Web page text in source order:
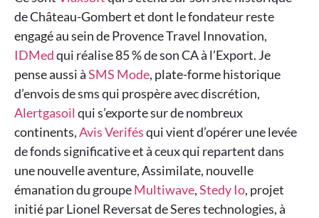
de Château-Gombert et dont le fondateur reste
engagé au sein de Provence Travel Innovation,
IDMedqui réalise 85 % de son CA à l’Export. Je
pense aussi àSMS Mode, plate-forme historique
d’envois de sms qui prospère avec discrétion,
Alertgasoil qui s’exporte sur de nombreux
continents,Avis Verifésqui vient d’opérer une levée
de fonds significative et à ceux qui repartent dans
une nouvelle aventure, Assimilate, nouvelle
émanation du groupeMultiwave,Stedy Io, projet
initié par Lionel Reversat de Seres technologies, à